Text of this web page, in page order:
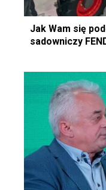
Jak Wam się
sadowniczy